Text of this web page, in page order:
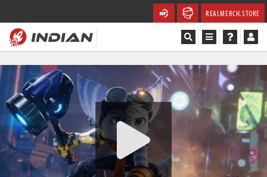
REALMERCH.STORE
Magazín
Recenze
Videa
Soutěže